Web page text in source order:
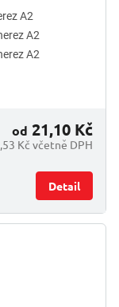
A2
A2
A2
Kč včetně DPH
od 21,10 Kč
Detail